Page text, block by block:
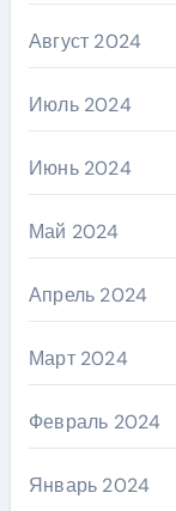
Август 2024
Июль 2024
Июнь 2024
Май 2024
Апрель 2024
Март 2024
Февраль 2024
Январь 2024